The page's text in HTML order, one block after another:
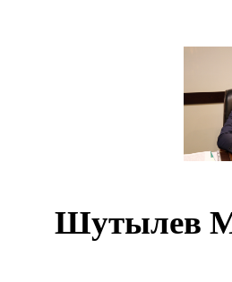
Шутылев